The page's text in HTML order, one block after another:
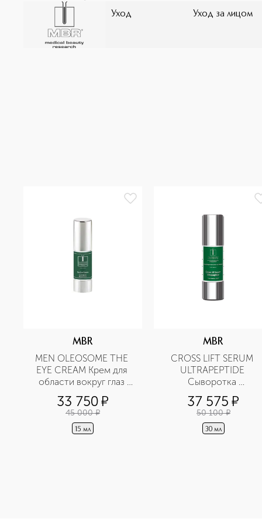
Уход Уход за лицом
MBR
MEN OLEOSOME THE
EYE CREAM Крем для
области вокруг глаз
разглаживающий
33 750¤
45 000 ¤
15 мл
MBR
CROSS LIFT SERUM
ULTRAPEPTIDE
Сыворотка
суперлифтинг
ультрапептид
37 575 ¤
50 100 ¤
30 мл